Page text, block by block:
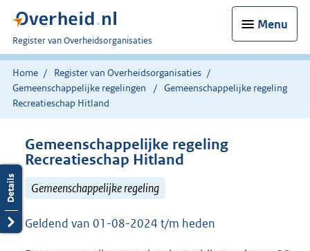
Menu
U
bent
nu
hier:
Register van Overheidsorganisaties
Home
Register van Overheidsorganisaties
Gemeenschappelijke regelingen
Gemeenschappelijke regeling
Recreatieschap Hitland
Gemeenschappelijke regeling
Recreatieschap Hitland
Gemeenschappelijke regeling
Geldend van 01-08-2024 t/m heden